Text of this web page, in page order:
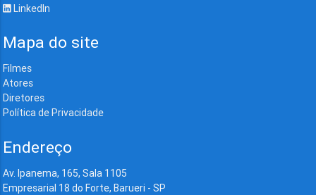
LinkedIn
Mapa do site
Filmes
Atores
Diretores
Política de Privacidade
Endereço
Av. Ipanema, 165, Sala 1105
Empresarial 18 do Forte, Barueri - SP